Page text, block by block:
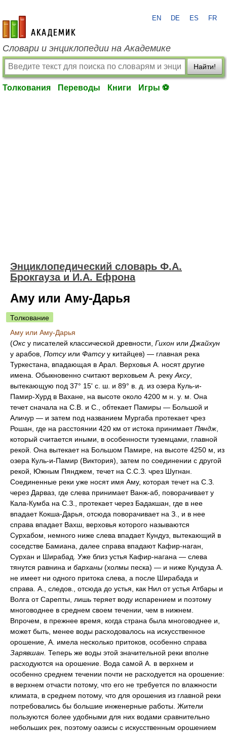
academic.ru
EN DE ES FR
Словари и энциклопедии на Академике
Найти!
Толкования Переводы Книги Игры ⚽
Энциклопедический словарь Ф.А.
Брокгауза и И.А. Ефрона
Аму или Аму-Дарья
Толкование
Аму или Аму-Дарья
(Окс у писателей классической древности, Гихон или Джайхун
у арабов, Потсуили Фатсуу китайцев) — главная река
Туркестана, впадающая в Арал. Верховья А. носят другие
имена. Обыкновенно считают верховьем А. реку Аксу,
вытекающую под 37° 15' с. ш. и 89° в. д. из озера Куль-и-
Памир-Хурд в Вахане, на высоте около 4200 м н. у. м. Она
течет сначала на С.В. и С., обтекает Памиры — Большой и
Аличур — и затем под названием Мургаба протекает чрез
Рошан, где на расстоянии 420 км от истока принимаетПяндж
который считается иными, в особенности туземцами, главной
рекой. Она вытекает на Большом Памире, на высоте 4250 м, из
озера Куль-и-Памир (Виктория), затем по соединении с другой
рекой, Южным Пянджем, течет на С.С.З. чрез Шугнан.
Соединенные реки уже носят имя Аму, которая течет на С.З.
через Дарваз, где слева принимает Ванж-аб, поворачивает у
Кала-Кумба на С.З., протекает через Бадакшан, где в нее
впадает Кокша-Дарья, отсюда поворачивает на З., и в нее
справа впадает Вахш, верховья которого называются
Сурхабом, немного ниже слева впадает Кундуз, вытекающий в
соседстве Бамиана, далее справа впадают Кафир-наган,
Сурхан и Ширабад. Уже близ устья Кафир-нагана — слева
тянутся равнина и барханы (холмы песка) — и ниже Кундуза А.
не имеет ни одного притока слева, а после Ширабада и
справа. А., следов., отсюда до устья, как Нил от устья Атбары и
Волга от Сарепты, лишь теряет воду испарением и поэтому
многоводнее в среднем своем течении, чем в нижнем.
Впрочем, в прежнее время, когда страна была многоводнее и,
может быть, менее воды расходовалось на искусственное
орошение, А. имела несколько притоков, особенно справа
Зарявшан. Теперь же воды этой значительной реки вполне
расходуются на орошение. Вода самой А. в верхнем и
особенно среднем течении почти не расходуется на орошение:
в верхнем отчасти потому, что его не требуется по влажности
климата, в среднем потому, что для орошения из главной реки
потребовались бы большие инженерные работы. Жители
пользуются более удобными для них водами сравнительно
небольших рек, поэтому оазисы с искусственным орошением